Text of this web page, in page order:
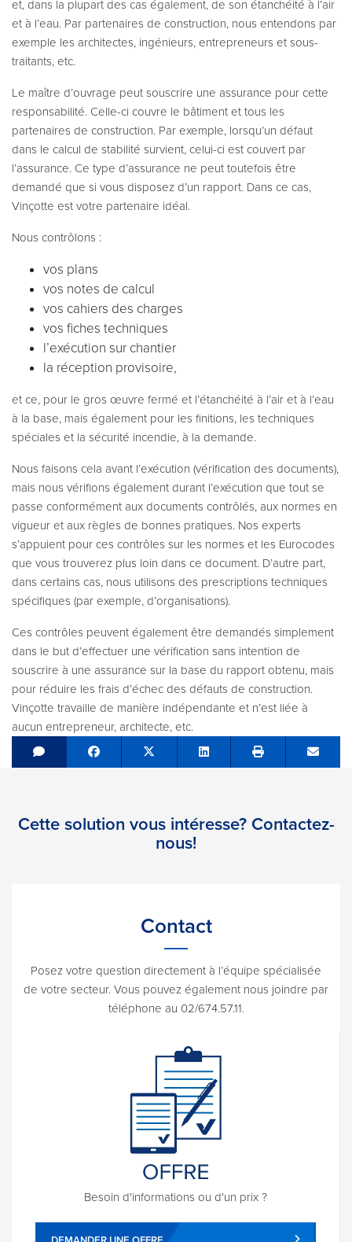
et, dans la plupart des cas également, de son étanchéité à l’air
et à l’eau. Par partenaires de construction, nous entendons par
exemple les architectes, ingénieurs, entrepreneurs et sous-
traitants, etc.
Le maître d’ouvrage peut souscrire une assurance pour cette
responsabilité. Celle-ci couvre le bâtiment et tous les
partenaires de construction. Par exemple, lorsqu’un défaut
dans le calcul de stabilité survient, celui-ci est couvert par
l’assurance. Ce type d’assurance ne peut toutefois être
demandé que si vous disposez d’un rapport. Dans ce cas,
Vinçotte est votre partenaire idéal.
Nous contrôlons :
vos plans
vos notes de calcul
vos cahiers des charges
vos fiches techniques
l’exécution sur chantier
la réception provisoire,
et ce, pour le gros œuvre fermé et l’étanchéité à l’air et à l’eau
à la base, mais également pour les finitions, les techniques
spéciales et la sécurité incendie, à la demande.
Nous faisons cela avant l’exécution (vérification des documents),
mais nous vérifions également durant l’exécution que tout se
passe conformément aux documents contrôlés, aux normes en
vigueur et aux règles de bonnes pratiques. Nos experts
s’appuient pour ces contrôles sur les normes et les Eurocodes
que vous trouverez plus loin dans ce document. D’autre part,
dans certains cas, nous utilisons des prescriptions techniques
spécifiques (par exemple, d’organisations).
Ces contrôles peuvent également être demandés simplement
dans le but d’effectuer une vérification sans intention de
souscrire à une assurance sur la base du rapport obtenu, mais
pour réduire les frais d’échec des défauts de construction.
Vinçotte travaille de manière indépendante et n’est liée à
aucun entrepreneur, architecte, etc.
Share on Facebook
Tweet Share on LinkedIn Send
Cette solution vous intéresse? Contactez-
nous!
Contact
Posez votre question directement à l’équipe spécialisée
de votre secteur. Vous pouvez également nous joindre par
téléphone au 02/674.57.11.
Besoin d'informations ou d'un prix ?